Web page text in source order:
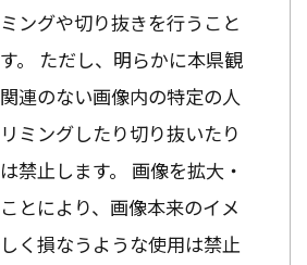
ングや切り抜きを行うこと
。 ただし、明らかに本県観
連のない画像内の特定の人
ミングしたり切り抜いたり
禁止します。 画像を拡大・
とにより、画像本来のイメ
く損なうような使用は禁止